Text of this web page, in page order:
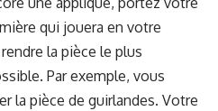
qui jouera en votre
la pièce le plus
Par exemple, vous
la pièce de guirlandes. Votre